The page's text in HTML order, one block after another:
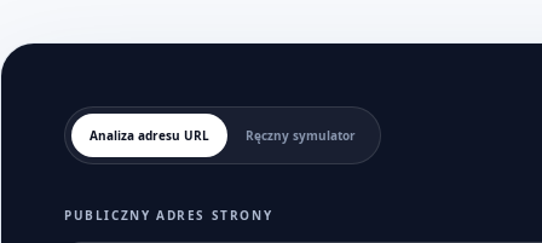
Analiza adresu URL Ręczny symulator
PUBLICZNY ADRES STRONY